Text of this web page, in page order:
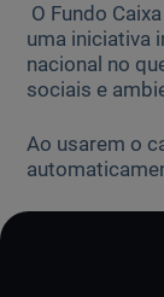
O Fundo
uma iniciativa
nacional no
sociais e
Ao usarem o